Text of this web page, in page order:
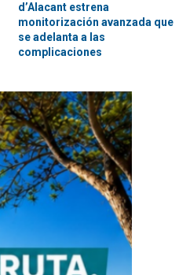
d’Alacant estrena
monitorización avanzada que
se adelanta a las
complicaciones